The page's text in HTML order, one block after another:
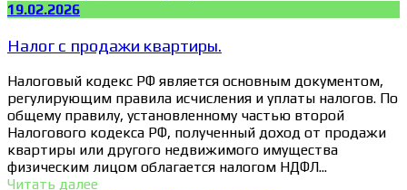
19.02.2026
Налог с продажи квартиры.
Налоговый кодекс РФ является основным документом,
регулирующим правила исчисления и уплаты налогов. По
общему правилу, установленному частью второй
Налогового кодекса РФ, полученный доход от продажи
квартиры или другого недвижимого имущества
физическим лицом облагается налогом НДФЛ...
Читать далее